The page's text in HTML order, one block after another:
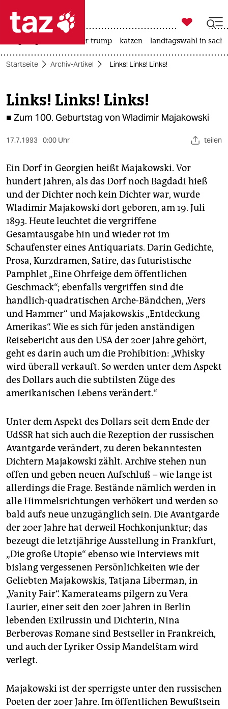
 taz zahl ich
taz zahl ich
themen
politik
öko
gesellschaft
kultur
sport
berlin
nord
wahrheit
verlag
verlag
veranstaltungen
shop
fragen & hilfe
unterstützen
abo
genossenschaft
epaper login

taz zahl ich
usa unter trump katzen landtagswahl in
Startseite Archiv-Artikel Links! Links! Links!
Links! Links! Links!
■ Zum 100. Geburtstag von Wladimir Majakowski
17.7.1993 0:00 Uhr teilen
Ein Dorf in Georgien heißt Majakowski. Vor
hundert Jahren, als das Dorf noch Bagdadi hieß
und der Dichter noch kein Dichter war, wurde
Wladimir Majakowski dort geboren, am 19. Juli
1893. Heute leuchtet die vergriffene
Gesamtausgabe hin und wieder rot im
Schaufenster eines Antiquariats. Darin Gedichte,
Prosa, Kurzdramen, Satire, das futuristische
Pamphlet „Eine Ohrfeige dem öffentlichen
Geschmack“; ebenfalls vergriffen sind die
handlich-quadratischen Arche-Bändchen, „Vers
und Hammer“ und Majakowskis „Entdeckung
Amerikas“. Wie es sich für jeden anständigen
Reisebericht aus den USA der 20er Jahre gehört,
geht es darin auch um die Prohibition: „Whisky
wird überall verkauft. So werden unter dem Aspekt
des Dollars auch die subtilsten Züge des
amerikanischen Lebens verändert.“
Unter dem Aspekt des Dollars seit dem Ende der
UdSSR hat sich auch die Rezeption der russischen
Avantgarde verändert, zu deren bekanntesten
Dichtern Majakowski zählt. Archive stehen nun
offen und geben neuen Aufschluß – wie lange ist
allerdings die Frage. Bestände nämlich werden in
alle Himmelsrichtungen verhökert und werden so
bald aufs neue unzugänglich sein. Die Avantgarde
der 20er Jahre hat derweil Hochkonjunktur; das
bezeugt die letztjährige Ausstellung in Frankfurt,
„Die große Utopie“ ebenso wie Interviews mit
bislang vergessenen Persönlichkeiten wie der
Geliebten Majakowskis, Tatjana Liberman, in
„Vanity Fair“. Kamerateams pilgern zu Vera
Laurier, einer seit den 20er Jahren in Berlin
lebenden Exilrussin und Dichterin, Nina
Berberovas Romane sind Bestseller in Frankreich,
und auch der Lyriker Ossip Mandelštam wird
verlegt.
Majakowski ist der sperrigste unter den russischen
Poeten der 20er Jahre. Im öffentlichen Bewußtsein